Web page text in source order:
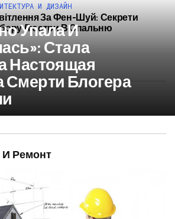
И ДИЗАЙН
За Фен-Шуй: Секрети
Люстри В Спальню
Упала И
Стала
Настоящая
Смерти Блогера
И Ремонт